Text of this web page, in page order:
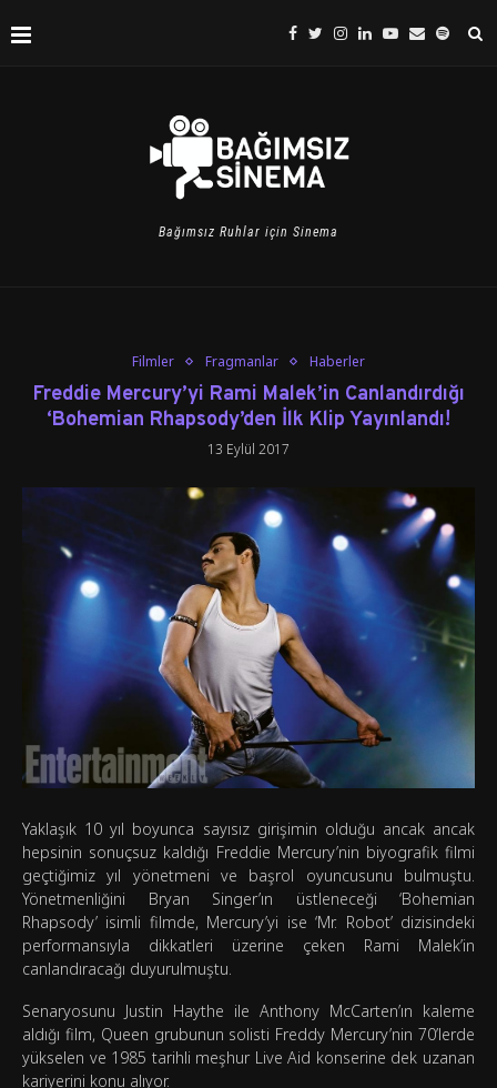
Bağımsız Ruhlar için Sinema
Filmler Fragmanlar Haberler
Freddie Mercury’yi Rami Malek’in Canlandırdığı
‘Bohemian Rhapsody’den İlk Klip Yayınlandı!
13 Eylül 2017
Yaklaşık 10 yıl boyunca sayısız girişimin olduğu ancak ancak
hepsinin sonuçsuz kaldığı Freddie Mercury’nin biyografik filmi
geçtiğimiz yıl yönetmeni ve başrol oyuncusunu bulmuştu.
Yönetmenliğini Bryan Singer’ın üstleneceği ‘Bohemian
Rhapsody’ isimli filmde, Mercury’yi ise ‘Mr. Robot’ dizisindeki
performansıyla dikkatleri üzerine çeken Rami Malek’in
canlandıracağı duyurulmuştu.
Senaryosunu Justin Haythe ile Anthony McCarten’ın kaleme
aldığı film, Queen grubunun solisti Freddy Mercury’nin 70’lerde
yükselen ve 1985 tarihli meşhur Live Aid konserine dek uzanan
kariyerini konu alıyor.